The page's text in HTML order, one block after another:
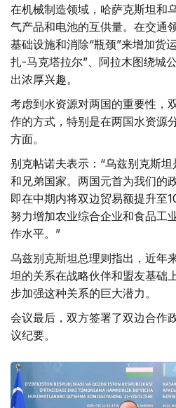
在机械制造领域，哈萨克斯坦和
气产品和电池的互供量。在交通
基础设施和消除“瓶颈”来增加货
扎-马克塔拉尔”、阿拉木图绕城
出浓厚兴趣。
考虑到水资源对两国的重要性，
作的方式，特别是在两国水资源
方面。
别克帖诺夫表示：“乌兹别克斯
和兄弟国家。两国元首为我们的
即在中期内将双边贸易额提升至
努力增加农业综合企业和食品工
作水平。”
乌兹别克斯坦总理则指出，近年
坦的关系在战略伙伴和盟友基础
步加强这种关系的巨大潜力。
会议最后，双方签署了双边合作
议纪要。